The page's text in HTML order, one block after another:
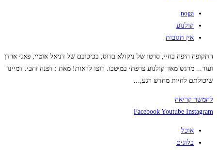
מחבר:
noga
קטגוריה:
קולנוע
תגובות:
אין תגובות
התקופה היפה בחיי, סרטו של ניקולא בדוס, בכיכובם של דניאל אוטיי, פאני ארדן
ועוד... מרגש מאד קולנוע צרפתי במיטבו. רוצו לראות! מאת : דפנה זהבי. דמיינו
שיכולתם לחיות מחדש רגע,…
להמשך קריאהסרט
–
Facebook Youtube Instagram
אוכל
בלוגים